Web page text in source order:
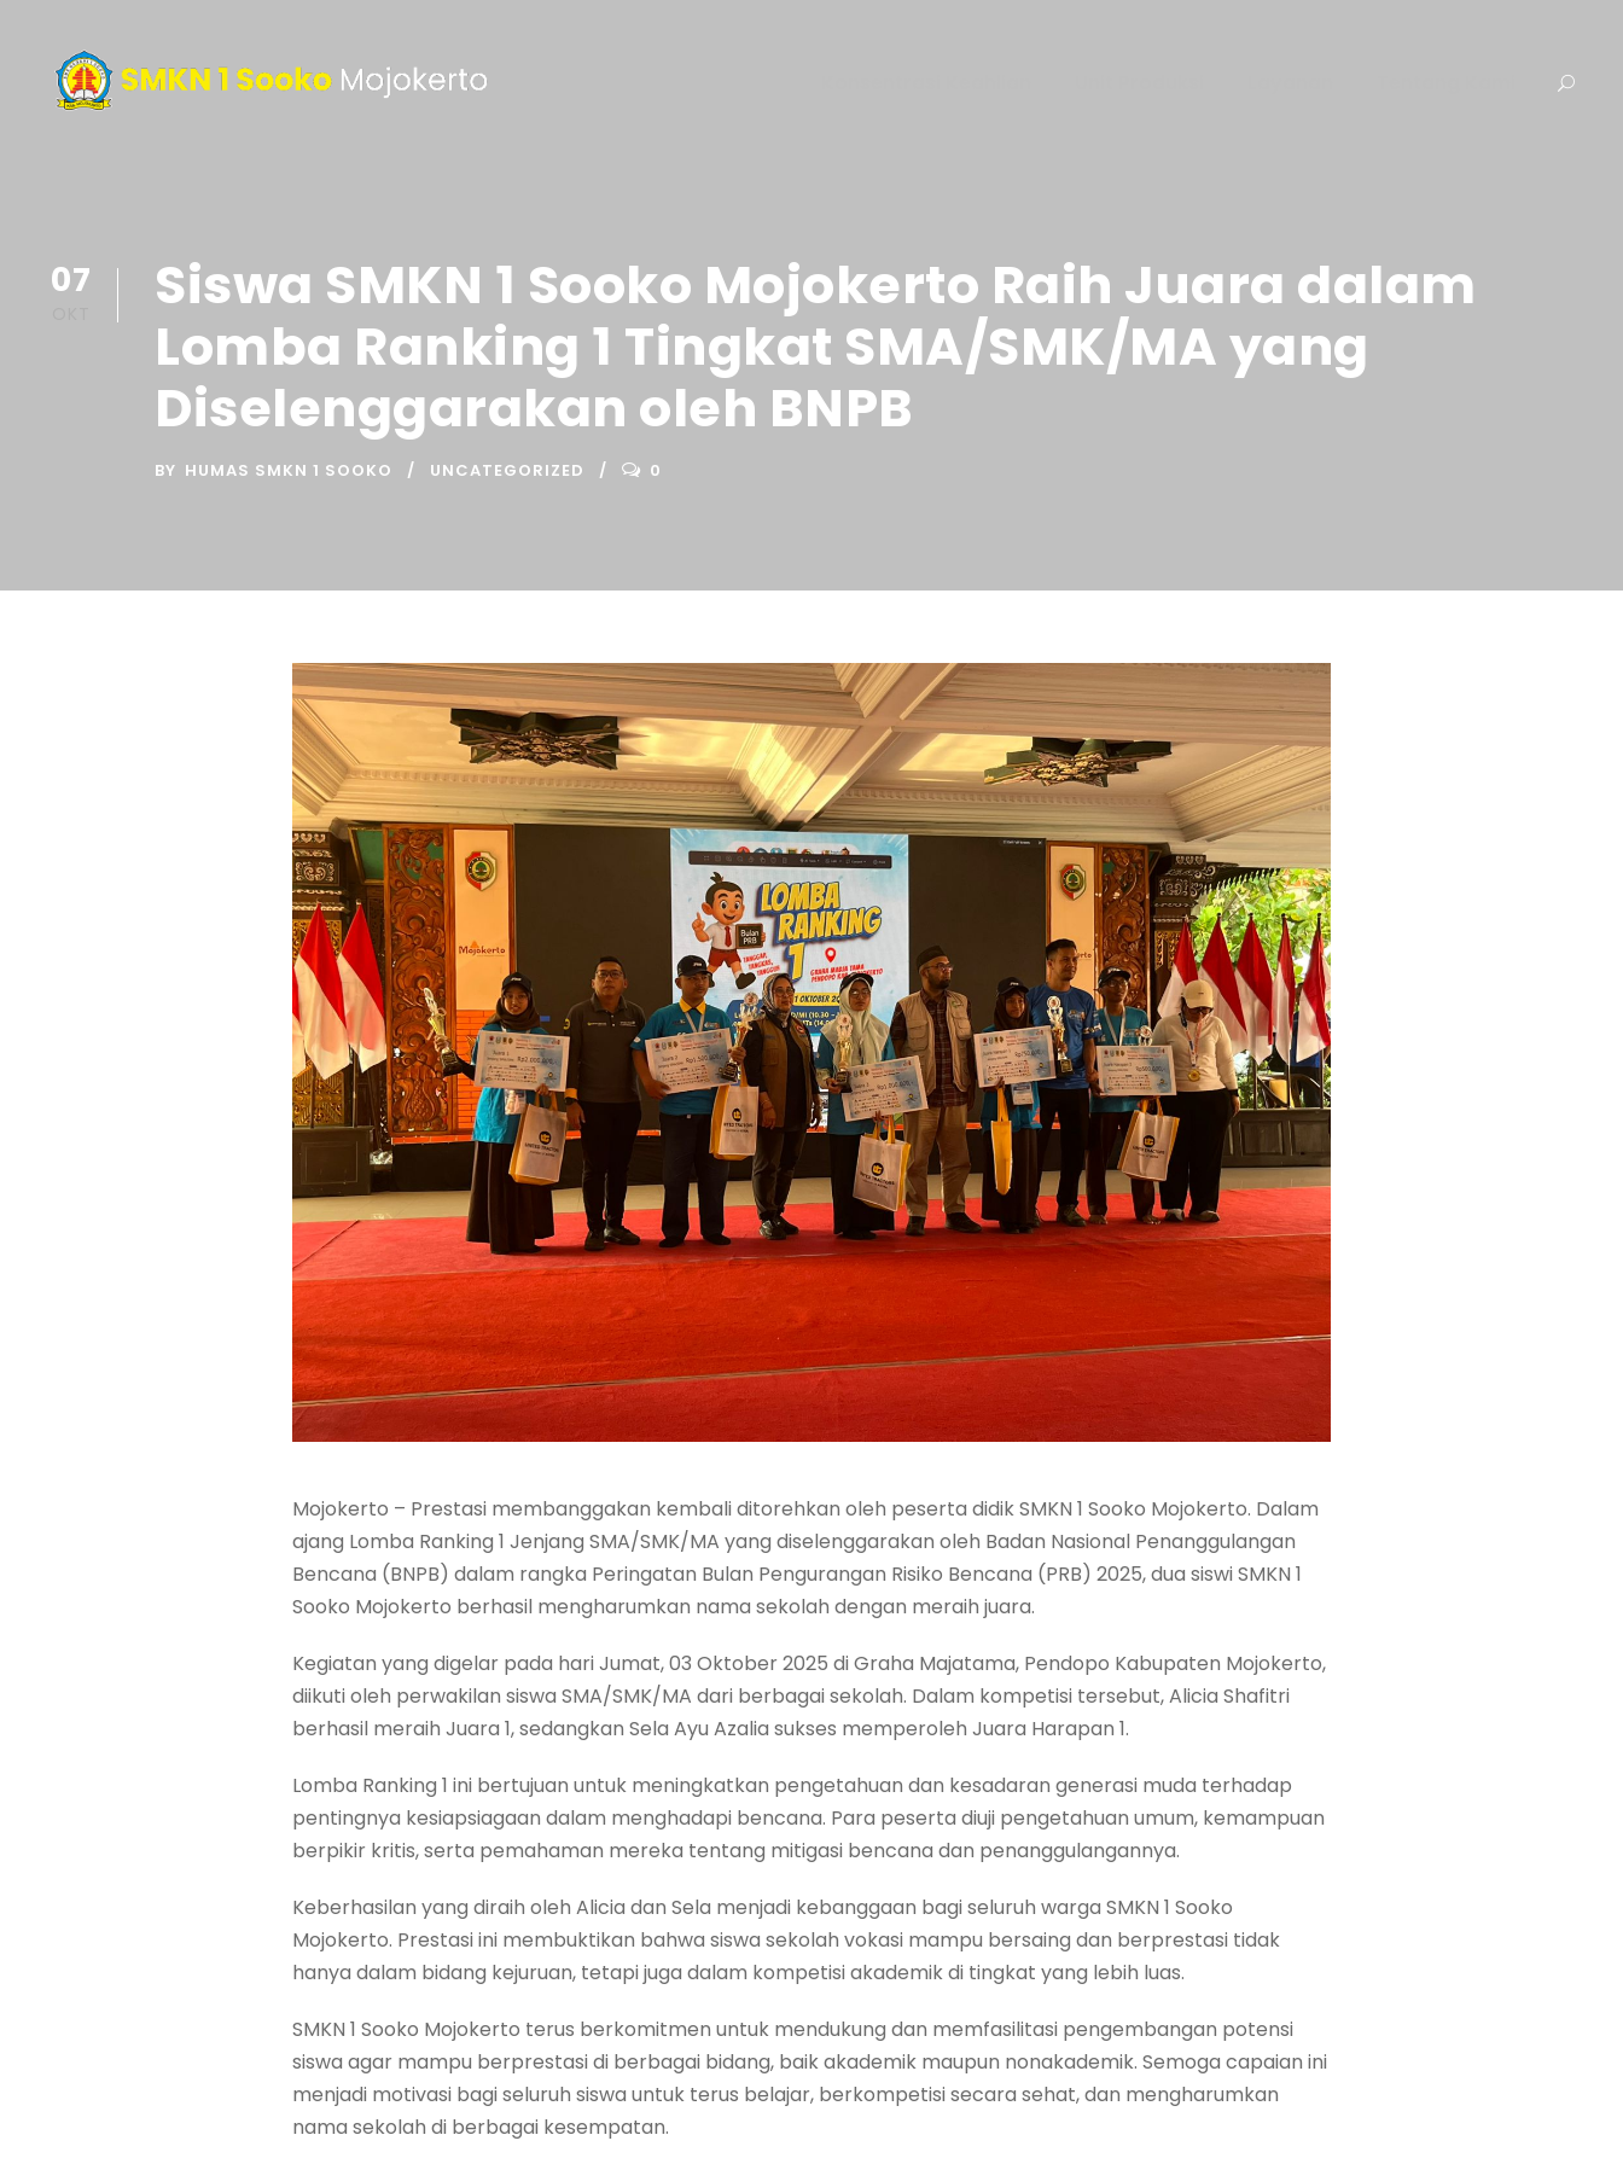
07
Siswa SMKN 1 Sooko Mojokerto Raih Juara dalam
Lomba Ranking 1 Tingkat SMA/SMK/MA yang
Diselenggarakan oleh BNPB
BY HUMAS SMKN 1 SOOKO UNCATEGORIZED 0
Mojokerto – Prestasi membanggakan kembali ditorehkan oleh peserta didik SMKN 1 Sooko Mojokerto. Dalam
ajang Lomba Ranking 1 Jenjang SMA/SMK/MA yang diselenggarakan oleh Badan Nasional Penanggulangan
Bencana (BNPB) dalam rangka Peringatan Bulan Pengurangan Risiko Bencana (PRB) 2025, dua siswi SMKN 1
Sooko Mojokerto berhasil mengharumkan nama sekolah dengan meraih juara.
Kegiatan yang digelar pada hari Jumat, 03 Oktober 2025 di Graha Majatama, Pendopo Kabupaten Mojokerto,
diikuti oleh perwakilan siswa SMA/SMK/MA dari berbagai sekolah. Dalam kompetisi tersebut, Alicia Shafitri
berhasil meraih Juara 1, sedangkan Sela Ayu Azalia sukses memperoleh Juara Harapan 1.
Lomba Ranking 1 ini bertujuan untuk meningkatkan pengetahuan dan kesadaran generasi muda terhadap
pentingnya kesiapsiagaan dalam menghadapi bencana. Para peserta diuji pengetahuan umum, kemampuan
berpikir kritis, serta pemahaman mereka tentang mitigasi bencana dan penanggulangannya.
Keberhasilan yang diraih oleh Alicia dan Sela menjadi kebanggaan bagi seluruh warga SMKN 1 Sooko
Mojokerto. Prestasi ini membuktikan bahwa siswa sekolah vokasi mampu bersaing dan berprestasi tidak
hanya dalam bidang kejuruan, tetapi juga dalam kompetisi akademik di tingkat yang lebih luas.
SMKN 1 Sooko Mojokerto terus berkomitmen untuk mendukung dan memfasilitasi pengembangan potensi
siswa agar mampu berprestasi di berbagai bidang, baik akademik maupun nonakademik. Semoga capaian ini
menjadi motivasi bagi seluruh siswa untuk terus belajar, berkompetisi secara sehat, dan mengharumkan
nama sekolah di berbagai kesempatan.